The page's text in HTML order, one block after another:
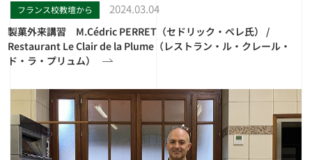
フランス校教壇から 2024.03.04
製菓外来講習 M.Cédric PERRET（セドリック・ペレ氏） /
Restaurant Le Clair de la Plume（レストラン・ル・クレール・
ド・ラ・プリュム）